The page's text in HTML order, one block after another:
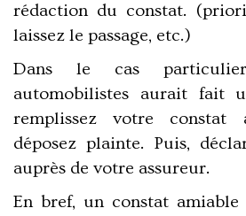
rédaction du constat.
laissez le passage, etc.)
Dans le cas
automobilistes aurait fait
remplissez votre constat
déposez plainte. Puis,
auprès de votre assureur.
En bref, un constat